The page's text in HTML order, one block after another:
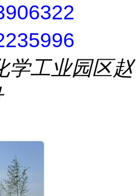
学工业园区赵